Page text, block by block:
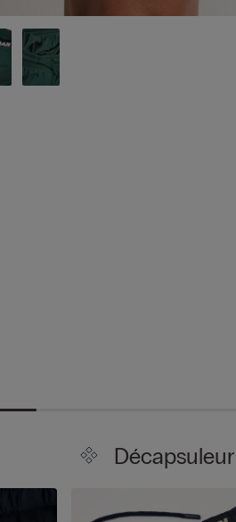
Décapsuleur